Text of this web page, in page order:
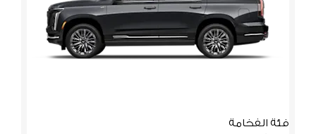
فئة الفخامة